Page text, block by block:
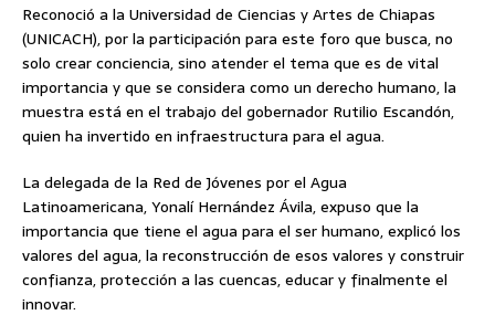
Reconoció a la Universidad de Ciencias y Artes de Chiapas
(UNICACH), por la participación para este foro que busca, no
solo crear conciencia, sino atender el tema que es de vital
importancia y que se considera como un derecho humano, la
muestra está en el trabajo del gobernador Rutilio Escandón,
quien ha invertido en infraestructura para el agua.
La delegada de la Red de Jóvenes por el Agua
Latinoamericana, Yonalí Hernández Ávila, expuso que la
importancia que tiene el agua para el ser humano, explicó los
valores del agua, la reconstrucción de esos valores y construir
confianza, protección a las cuencas, educar y finalmente el
innovar.